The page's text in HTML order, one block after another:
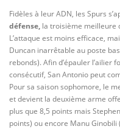
Fidèles à leur ADN, les Spurs
défense, la troisième meilleure
L’attaque est moins efficace,
Duncan inarrêtable au poste
rebonds). Afin d’épauler l’ailier
consécutif, San Antonio peut
Pour sa saison sophomore, le
et devient la deuxième arme
plus que 8,5 points mais
points) ou encore Manu